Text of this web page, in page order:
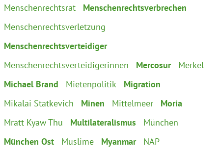
Menschenrechtsrat
Menschenrechtsverbrechen
Menschenrechtsverletzung
Menschenrechtsverteidiger
Menschenrechtsverteidigerinnen
Mercosur
Merkel
Michael Brand
Mietenpolitik
Migration
Mikalai Statkevich
Minen Mittelmeer
Moria
Mratt Kyaw Thu
Multilateralismus
München
München Ost
Muslime Myanmar
NAP